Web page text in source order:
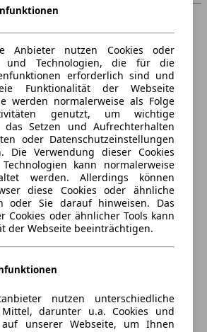
Anbieter nutzen Cookies oder
und Technologien, die für die
erforderlich sind und
Funktionalität der Webseite
werden normalerweise als Folge
genutzt, um wichtige
das Setzen und Aufrechterhalten
oder Datenschutzeinstellungen
Die Verwendung dieser Cookies
kann normalerweise
werden. Allerdings können
diese Cookies oder ähnliche
oder Sie darauf hinweisen. Das
Cookies oder ähnlicher Tools kann
der Webseite beeinträchtigen.
nutzen unterschiedliche
Mittel, darunter u.a. Cookies und
unserer Webseite, um Ihnen